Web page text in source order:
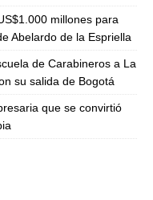
millones para
Abelardo de la Espriella
de Carabineros a La
su salida de Bogotá
que se convirtió